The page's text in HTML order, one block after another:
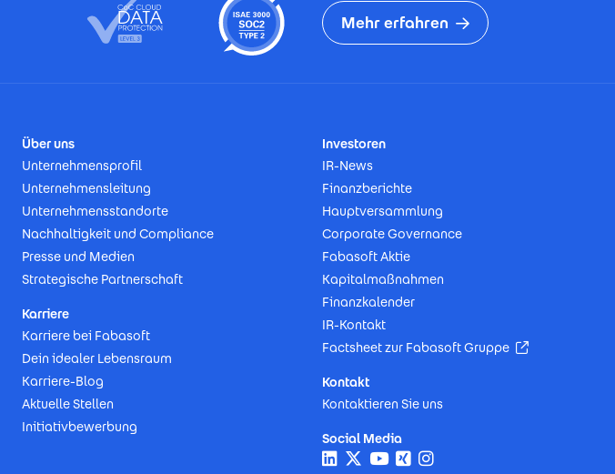
Mehr erfahren
Über uns
Unternehmensprofil
Unternehmensleitung
Unternehmensstandorte
Nachhaltigkeit und Compliance
Presse und Medien
Strategische Partnerschaft
Karriere
Karriere bei Fabasoft
Dein idealer Lebensraum
Karriere-Blog
Aktuelle Stellen
Initiativbewerbung
Investoren
IR-News
Finanzberichte
Hauptversammlung
Corporate Governance
Fabasoft Aktie
Kapitalmaßnahmen
Finanzkalender
IR-Kontakt
Factsheet zur Fabasoft Gruppe
(Öffnet in
Kontakt
Kontaktieren Sie uns
Social Media